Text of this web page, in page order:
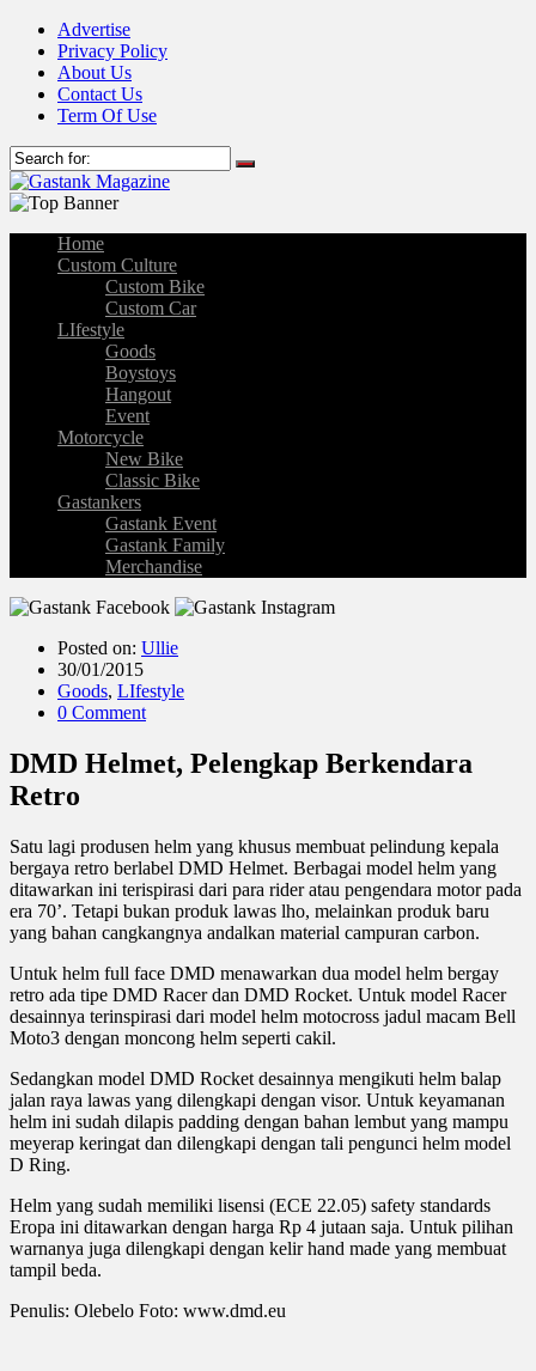
Advertise
Privacy Policy
About Us
Contact Us
Term Of Use
Home
Custom Culture
Custom Bike
Custom Car
LIfestyle
Goods
Boystoys
Hangout
Event
Motorcycle
New Bike
Classic Bike
Gastankers
Gastank Event
Gastank Family
Merchandise
Posted on: Ullie
30/01/2015
Goods, LIfestyle
0 Comment
DMD Helmet, Pelengkap Berkendara
Retro
Satu lagi produsen helm yang khusus membuat pelindung kepala
bergaya retro berlabel DMD Helmet. Berbagai model helm yang
ditawarkan ini terispirasi dari para rider atau pengendara motor pada
era 70’. Tetapi bukan produk lawas lho, melainkan produk baru
yang bahan cangkangnya andalkan material campuran carbon.
Untuk helm full face DMD menawarkan dua model helm bergay
retro ada tipe DMD Racer dan DMD Rocket. Untuk model Racer
desainnya terinspirasi dari model helm motocross jadul macam Bell
Moto3 dengan moncong helm seperti cakil.
Sedangkan model DMD Rocket desainnya mengikuti helm balap
jalan raya lawas yang dilengkapi dengan visor. Untuk keyamanan
helm ini sudah dilapis padding dengan bahan lembut yang mampu
meyerap keringat dan dilengkapi dengan tali pengunci helm model
D Ring.
Helm yang sudah memiliki lisensi (ECE 22.05) safety standards
Eropa ini ditawarkan dengan harga Rp 4 jutaan saja. Untuk pilihan
warnanya juga dilengkapi dengan kelir hand made yang membuat
tampil beda.
Penulis: Olebelo Foto: www.dmd.eu